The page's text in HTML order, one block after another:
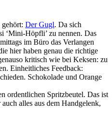
Der Gugl. Da sich
‘Mini-Höpfli’ zu nennen. Das
im Büro das Verlangen
hier haben genau die richtige
kritisch wie bei Keksen: zu
Einheitliches Feedback:
Schokolade und Orange
ordentlichen Spritzbeutel. Das ist
alles aus dem Handgelenk,